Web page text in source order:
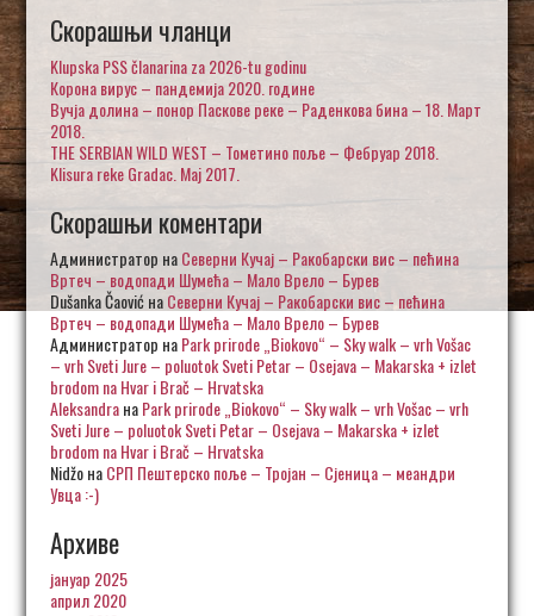
Скорашњи чланци
Klupska PSS članarina za 2026-tu godinu
Корона вирус – пандемија 2020. године
Вучја долина – понор Паскове реке – Раденкова бина – 18. Март
2018.
THE SERBIAN WILD WEST – Тометино поље – Фебруар 2018.
Klisura reke Gradac. Maj 2017.
Скорашњи коментари
Администратор наСеверни Кучај – Ракобарски вис – пећина
Вртеч – водопади Шумећа – Мало Врело – Бурев
Dušanka ČaovićнаСеверни Кучај – Ракобарски вис – пећина
Вртеч – водопади Шумећа – Мало Врело – Бурев
Администратор наPark prirode „Biokovo“ – Sky walk – vrh Vošac
– vrh Sveti Jure – poluotok Sveti Petar – Osejava – Makarska + izlet
brodom na Hvar i Brač – Hrvatska
AleksandraнаPark prirode „Biokovo“ – Sky walk – vrh Vošac – vrh
Sveti Jure – poluotok Sveti Petar – Osejava – Makarska + izlet
brodom na Hvar i Brač – Hrvatska
NidžoнаСРП Пештерско поље – Тројан – Сјеница – меандри
Увца :-)
Архиве
јануар 2025
април 2020